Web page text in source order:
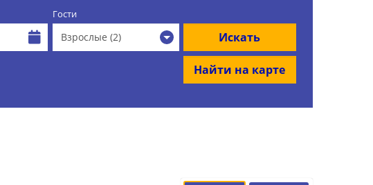
Гости
Взрослые (2) Искать
Найти на карте